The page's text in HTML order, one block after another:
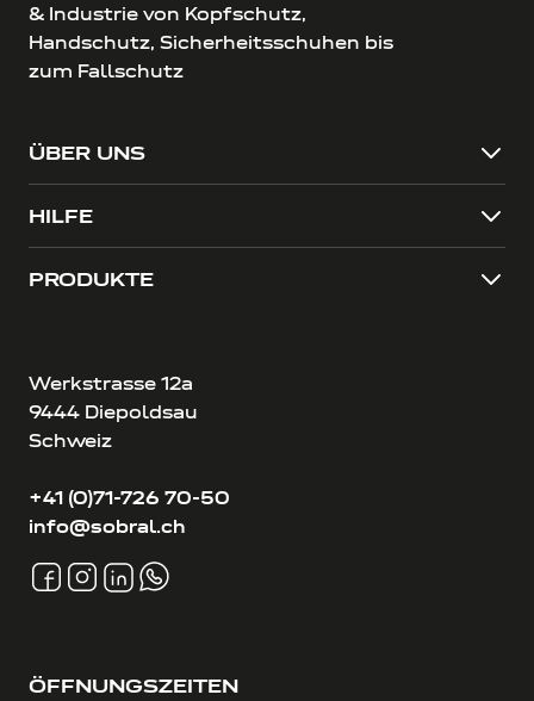
& Industrie von Kopfschutz,
Handschutz, Sicherheitsschuhen bis
zum Fallschutz
ÜBER UNS
HILFE
PRODUKTE
Werkstrasse 12a
9444 Diepoldsau
Schweiz
+41 (0)71-726 70-50
info@sobral.ch
ÖFFNUNGSZEITEN